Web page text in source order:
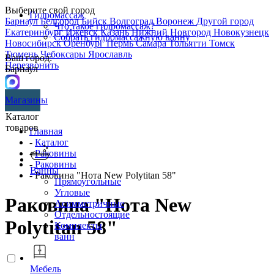
Выберите свой город
БарнаулБелгородБийск ВолгоградВоронеж Другой город
ЕкатеринбургИжевскКазаньНижний Новгород Новокузнецк
НовосибирскОренбургПермьСамараТольятти Томск
ТюменьЧебоксары Ярославль
Перезвонить
Гидромассаж
Что такое гидромассаж?
Собрать гидромассажную ванну
Ваш город:
Барнаул
Магазины
Каталог
товаров
Ванны
Прямоугольные
Угловые
Асимметричные
Отдельностоящие
Комплекты
ванн
Мебель
Главная
- Каталог
-Раковины
- Раковины
- Раковина "Нота New Polytitan 58"
Раковина "Нота New
Polytitan 58"